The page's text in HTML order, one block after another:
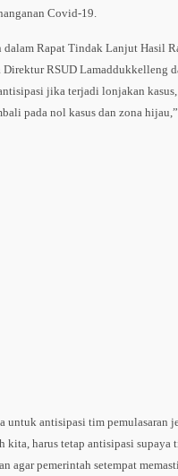
Covid-19.
Rapat Tindak Lanjut Hasil
Direktur RSUD Lamaddukkelleng
jika terjadi lonjakan
pada nol kasus dan zona
untuk antisipasi tim pemulasaran
kita, harus tetap antisipasi
agar pemerintah setempat